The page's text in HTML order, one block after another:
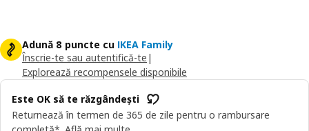
Adună 8 puncte cu IKEA Family
Înscrie-te sau autentifică-te |
Explorează recompensele disponibile
Este OK să te răzgândești
Returnează în termen de 365 de zile pentru o rambursare